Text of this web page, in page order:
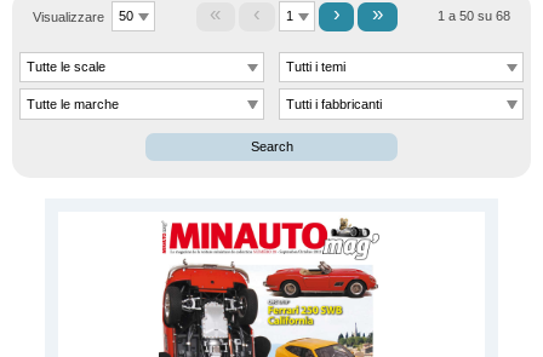
Visualizzare « ‹ › » 1 a 50 su 68
Search
Riassortimento
Galeria